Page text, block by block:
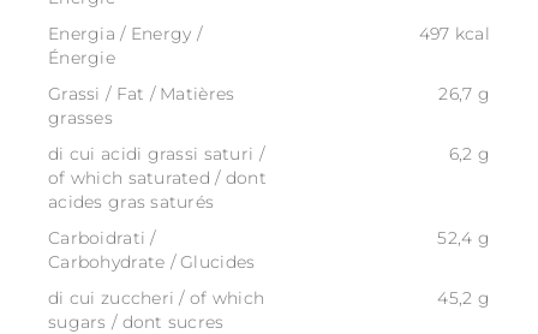
Energia / Energy /
Énergie
497 kcal
Grassi / Fat / Matières
grasses
26,7 g
di cui acidi grassi saturi /
of which saturated / dont
acides gras saturés
6,2 g
Carboidrati /
Carbohydrate / Glucides
52,4 g
di cui zuccheri / of which
sugars / dont sucres
45,2 g